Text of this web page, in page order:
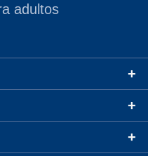
adultos
+
+
+